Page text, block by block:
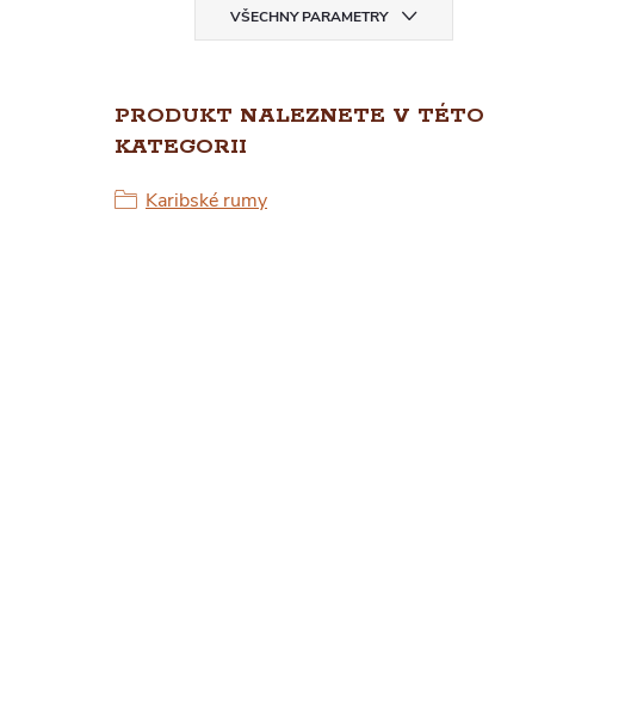
VŠECHNY PARAMETRY
PRODUKT NALEZNETE V TÉTO
KATEGORII
Karibské rumy